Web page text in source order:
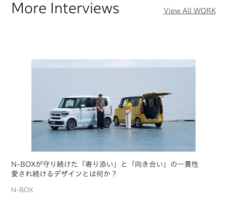
More Interviews View All WORK
N-BOXが守り続けた「寄り添い」と「向き合い」の一貫性
愛され続けるデザインとは何か？
N-BOX